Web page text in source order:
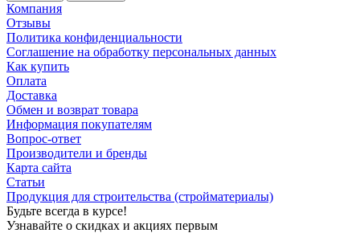
Компания
Отзывы
Политика конфиденциальности
Соглашение на обработку персональных данных
Как купить
Оплата
Доставка
Обмен и возврат товара
Информация покупателям
Вопрос-ответ
Производители и бренды
Карта сайта
Статьи
Продукция для строительства (стройматериалы)
Будьте всегда в курсе!
Узнавайте о скидках и акциях первым